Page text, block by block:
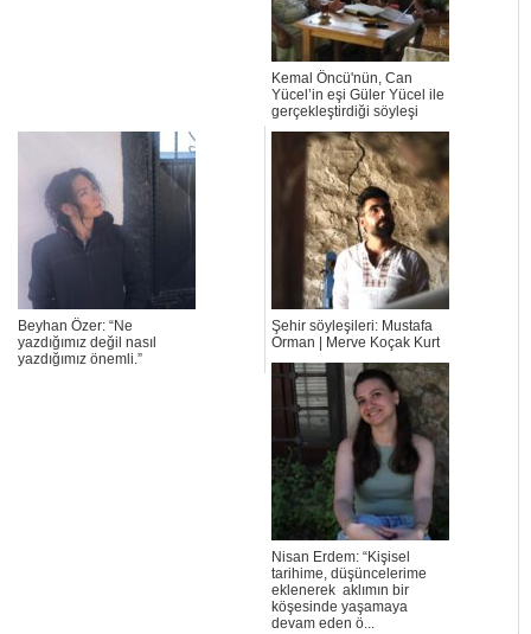
Kemal Öncü'nün, Can
Yücel’in eşi Güler Yücel ile
gerçekleştirdiği söyleşi
Beyhan Özer: “Ne
yazdığımız değil nasıl
yazdığımız önemli.”
Şehir söyleşileri: Mustafa
Orman | Merve Koçak Kurt
Nisan Erdem: “Kişisel
tarihime, düşüncelerime
eklenerek aklımın bir
köşesinde yaşamaya
devam eden ö...